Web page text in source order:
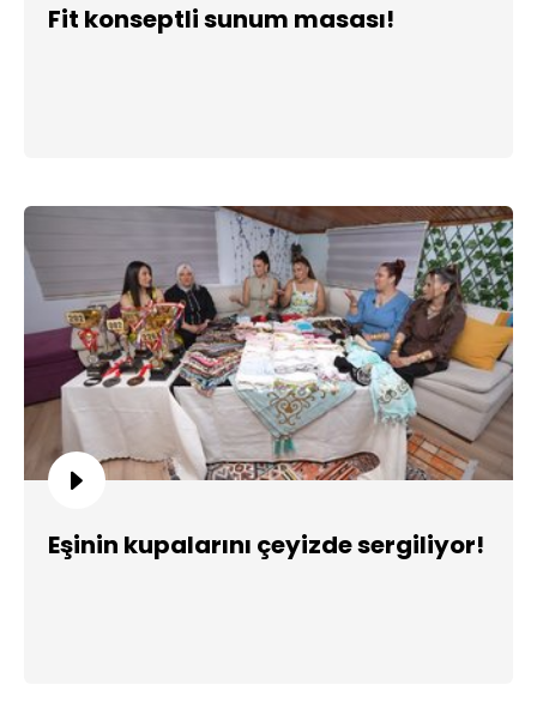
Fit konseptli sunum masası!
Eşinin kupalarını çeyizde sergiliyor!